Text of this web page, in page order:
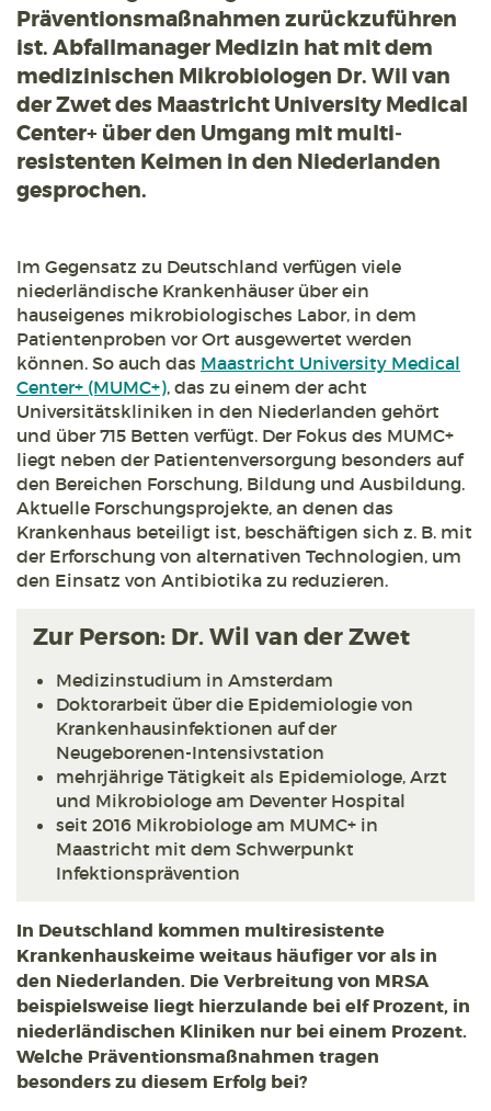
Präventions­maßnahmen zurückzuführen
ist. Abfallmanager Medizin hat mit dem
medizinischen Mikrobiologen Dr. Wil van
der Zwet des Maastricht University Medical
Center+ über den Umgang mit multi­
resistenten Keimen in den Niederlanden
gesprochen.
Im Gegensatz zu Deutschland verfügen viele
niederländische Krankenhäuser über ein
hauseigenes mikrobiologisches Labor, in dem
Patientenproben vor Ort ausgewertet werden
können. So auch das Maastricht University Medical
Center+ (MUMC+), das zu einem der acht
Universitätskliniken in den Niederlanden gehört
und über 715 Betten verfügt. Der Fokus des MUMC+
liegt neben der Patientenversorgung besonders auf
den Bereichen Forschung, Bildung und Ausbildung.
Aktuelle Forschungsprojekte, an denen das
Krankenhaus beteiligt ist, beschäftigen sich z. B. mit
der Erforschung von alternativen Technologien, um
den Einsatz von Antibiotika zu reduzieren.
Zur Person: Dr. Wil van der Zwet
Medizinstudium in Amsterdam
Doktorarbeit über die Epidemiologie von
Krankenhausinfektionen auf der
Neugeborenen-Intensivstation
mehrjährige Tätigkeit als Epidemiologe, Arzt
und Mikrobiologe am Deventer Hospital
seit 2016 Mikrobiologe am MUMC+ in
Maastricht mit dem Schwerpunkt
Infektionsprävention
In Deutschland kommen multiresistente
Krankenhauskeime weitaus häufiger vor als in
den Niederlanden. Die Verbreitung von MRSA
beispielsweise liegt hierzulande bei elf Prozent, in
niederländischen Kliniken nur bei einem Prozent.
Welche Präventionsmaßnahmen tragen
besonders zu diesem Erfolg bei?